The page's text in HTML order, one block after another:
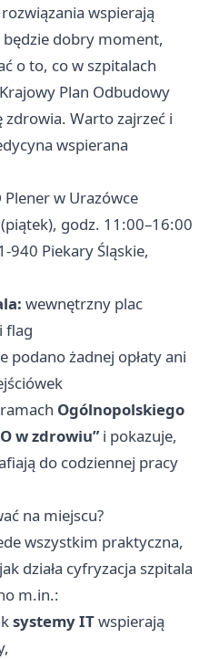
wspierają
będzie dobry moment,
o to, co w szpitalach
Plan Odbudowy
zdrowia. Warto zajrzeć i
wspierana
Plener w Urazówce
godz. 11:00–16:00
940 Piekary Śląskie,
wewnętrzny plac
flag
podano żadnej opłaty ani
Ogólnopolskiego
w zdrowiu”i pokazuje,
do codziennej pracy
na miejscu?
wszystkim praktyczna,
działa cyfryzacja szpitala
m.in.:
systemy ITwspierają